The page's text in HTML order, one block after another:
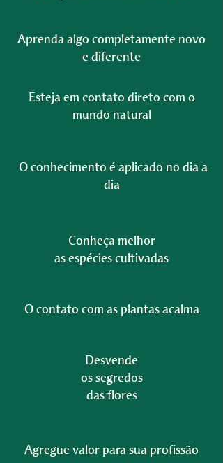
O contato com as plantas acalma
Desvende
os segredos
das flores
Agregue valor para sua profissão
Aprenda algo completamente novo
e diferente
Esteja em contato direto com o
mundo natural
O conhecimento é aplicado no dia a
dia
Conheça melhor
as espécies cultivadas